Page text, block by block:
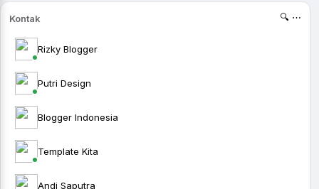
Kontak 🔍 ⋯
Rizky Blogger
Putri Design
Blogger Indonesia
Template Kita
Andi Saputra